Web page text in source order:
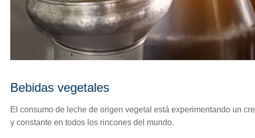
Bebidas vegetales
El consumo de leche de origen vegetal está experimentando un
y constante en todos los rincones del mundo.